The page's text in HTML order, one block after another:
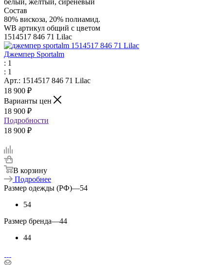
белый, желтый, сиреневый
Состав
80% вискоза, 20% полиамид.
WB артикул общий с цветом
1514517 846 71 Lilac
Джемпер Sportalm
: 1
: 1
Арт.: 1514517 846 71 Lilac
18 900 ₽
Варианты цен
18 900 ₽
Подробности
18 900 ₽
В корзину
Подробнее
Размер одежды (РФ)—54
54
Размер бренда—44
44